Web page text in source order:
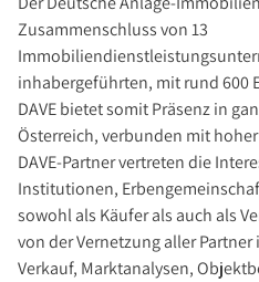
Zusammenschluss von 13
inhabergeführten, mit rund 600
DAVE bietet somit Präsenz in
Österreich, verbunden mit
DAVE-Partner vertreten die
Institutionen,
sowohl als Käufer als auch als
von der Vernetzung aller
Verkauf, Marktanalysen,